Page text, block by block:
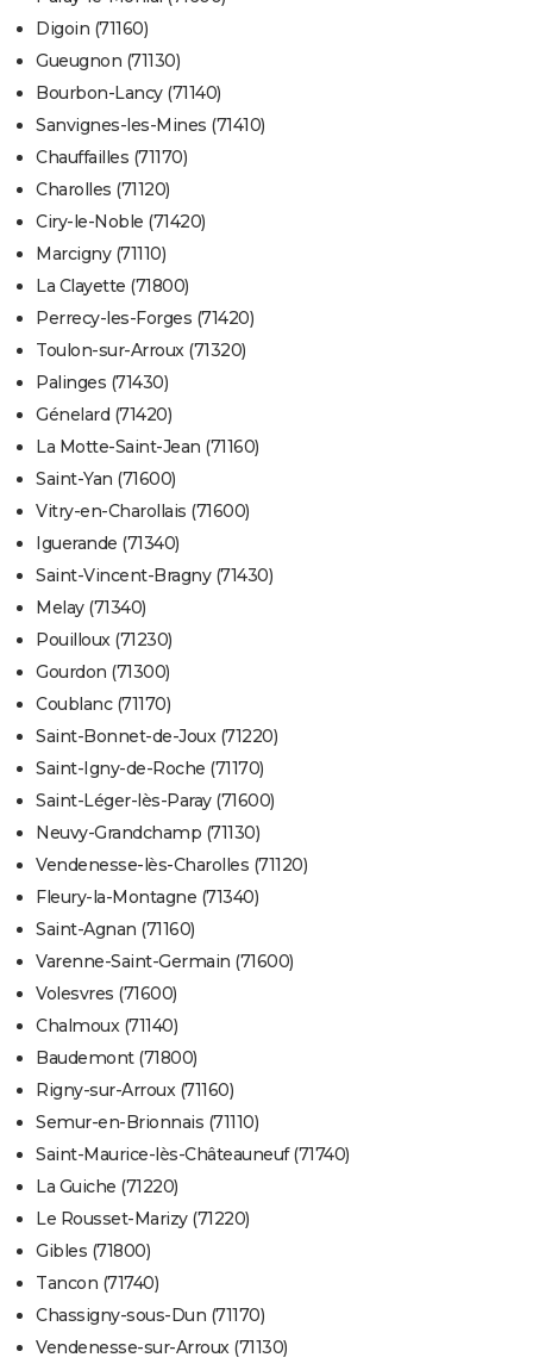
Digoin (71160)
Gueugnon (71130)
Bourbon-Lancy (71140)
Sanvignes-les-Mines (71410)
Chauffailles (71170)
Charolles (71120)
Ciry-le-Noble (71420)
Marcigny (71110)
La Clayette (71800)
Perrecy-les-Forges (71420)
Toulon-sur-Arroux (71320)
Palinges (71430)
Génelard (71420)
La Motte-Saint-Jean (71160)
Saint-Yan (71600)
Vitry-en-Charollais (71600)
Iguerande (71340)
Saint-Vincent-Bragny (71430)
Melay (71340)
Pouilloux (71230)
Gourdon (71300)
Coublanc (71170)
Saint-Bonnet-de-Joux (71220)
Saint-Igny-de-Roche (71170)
Saint-Léger-lès-Paray (71600)
Neuvy-Grandchamp (71130)
Vendenesse-lès-Charolles (71120)
Fleury-la-Montagne (71340)
Saint-Agnan (71160)
Varenne-Saint-Germain (71600)
Volesvres (71600)
Chalmoux (71140)
Baudemont (71800)
Rigny-sur-Arroux (71160)
Semur-en-Brionnais (71110)
Saint-Maurice-lès-Châteauneuf (71740)
La Guiche (71220)
Le Rousset-Marizy (71220)
Gibles (71800)
Tancon (71740)
Chassigny-sous-Dun (71170)
Vendenesse-sur-Arroux (71130)